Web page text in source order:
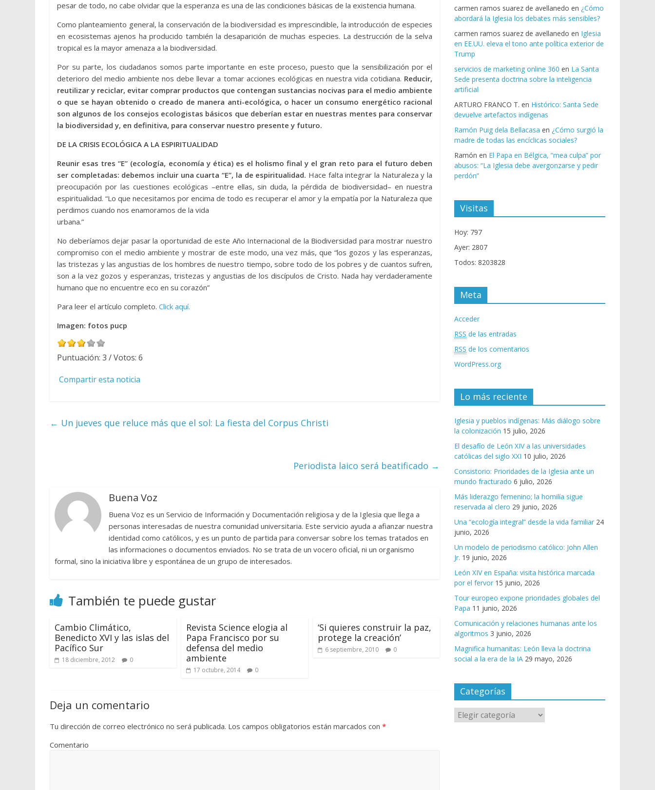
pesar de todo, no cabe olvidar que la esperanza es una de las condiciones básicas de la existencia humana.
Como planteamiento general, la conservación de la biodiversidad es imprescindible, la introducción de especies
en ecosistemas ajenos ha producido también la desaparición de muchas especies. La destrucción de la selva
tropical es la mayor amenaza a la biodiversidad.
Por su parte, los ciudadanos somos parte importante en este proceso, puesto que la sensibilización por el
deterioro del medio ambiente nos debe llevar a tomar acciones ecológicas en nuestra vida cotidiana. Reducir,
reutilizar y reciclar, evitar comprar productos que contengan sustancias nocivas para el medio ambiente
o que se hayan obtenido o creado de manera anti-ecológica, o hacer un consumo energético racional
son algunos de los consejos ecologistas básicos que deberían estar en nuestras mentes para conservar
la biodiversidad y, en definitiva, para conservar nuestro presente y futuro.
DE LA CRISIS ECOLÓGICA A LA ESPIRITUALIDAD
Reunir esas tres “E” (ecología, economía y ética) es el holismo final y el gran reto para el futuro deben
ser completadas: debemos incluir una cuarta “E”, la de espiritualidad. Hace falta integrar la Naturaleza y la
preocupación por las cuestiones ecológicas –entre ellas, sin duda, la pérdida de biodiversidad– en nuestra
espiritualidad. “Lo que necesitamos por encima de todo es recuperar el amor y la empatía por la Naturaleza que
perdimos cuando nos enamoramos de la vida
urbana.”
No deberíamos dejar pasar la oportunidad de este Año Internacional de la Biodiversidad para mostrar nuestro
compromiso con el medio ambiente y mostrar de este modo, una vez más, que “los gozos y las esperanzas,
las tristezas y las angustias de los hombres de nuestro tiempo, sobre todo de los pobres y de cuantos sufren,
son a la vez gozos y esperanzas, tristezas y angustias de los discípulos de Cristo. Nada hay verdaderamente
humano que no encuentre eco en su corazón”
Para leer el artículo completo. Click aquí.
Imagen: fotos pucp
Puntuación: 3 / Votos: 6
Compartir esta noticia
← Un jueves que reluce más que el sol: La fiesta del Corpus Christi
Periodista laico será beatificado →
Buena Voz
Buena Voz es un Servicio de Información y Documentación religiosa y de la Iglesia que llega a
personas interesadas de nuestra comunidad universitaria. Este servicio ayuda a afianzar nuestra
identidad como católicos, y es un punto de partida para conversar sobre los temas tratados en
las informaciones o documentos enviados. No se trata de un vocero oficial, ni un organismo
formal, sino la iniciativa libre y espontánea de un grupo de interesados.
También te puede gustar
Cambio Climático,
Benedicto XVI y las islas del
Pacífico Sur
18 diciembre, 2012 0
Revista Science elogia al
Papa Francisco por su
defensa del medio
ambiente
17 octubre, 2014 0
‘Si quieres construir la paz,
protege la creación’
6 septiembre, 2010 0
Deja un comentario
Tu dirección de correo electrónico no será publicada. Los campos obligatorios están marcados con *
Comentario
carmen ramos suarez de avellanedo en ¿Cómo
abordará la Iglesia los debates más sensibles?
carmen ramos suarez de avellanedo en Iglesia
en EE.UU. eleva el tono ante política exterior de
Trump
servicios de marketing online 360 en La Santa
Sede presenta doctrina sobre la inteligencia
artificial
ARTURO FRANCO T. en Histórico: Santa Sede
devuelve artefactos indígenas
Ramón Puig dela Bellacasa en ¿Cómo surgió la
madre de todas las encíclicas sociales?
Ramón en El Papa en Bélgica, “mea culpa” por
abusos: “La Iglesia debe avergonzarse y pedir
perdón”
Visitas
Hoy: 797
Ayer: 2807
Todos: 8203828
Meta
Acceder
RSS de las entradas
RSS de los comentarios
WordPress.org
Lo más reciente
Iglesia y pueblos indígenas: Más diálogo sobre
la colonización 15 julio, 2026
El desafío de León XIV a las universidades
católicas del siglo XXI 10 julio, 2026
Consistorio: Prioridades de la Iglesia ante un
mundo fracturado 6 julio, 2026
Más liderazgo femenino; la homilía sigue
reservada al clero 29 junio, 2026
Una “ecología integral” desde la vida familiar 24
junio, 2026
Un modelo de periodismo católico: John Allen
Jr. 19 junio, 2026
León XIV en España: visita histórica marcada
por el fervor 15 junio, 2026
Tour europeo expone prioridades globales del
Papa 11 junio, 2026
Comunicación y relaciones humanas ante los
algoritmos 3 junio, 2026
Magnifica humanitas: León lleva la doctrina
social a la era de la IA 29 mayo, 2026
Categorías